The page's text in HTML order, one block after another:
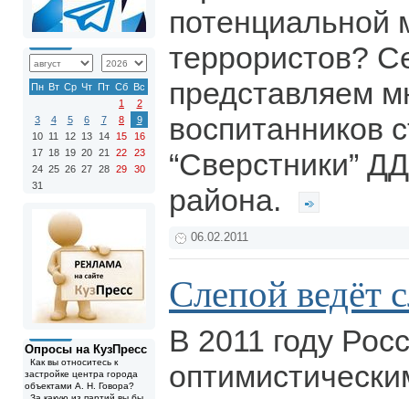
Пн Вт Ср Чт Пт Сб Вс
1
2
3
4 5 6 7 8
9
10 11 12 13 14 15
16
17 18 19 20 21 22
23
24 25 26 27 28 29
30
31
Опросы на КузПресс
Как вы относитесь к
застройке центра города
объектами А. Н. Говора?
террористов?
представляем
воспитанников
“Сверстники”
района.
06.02.2011
Слепой ведёт
В 2011 году